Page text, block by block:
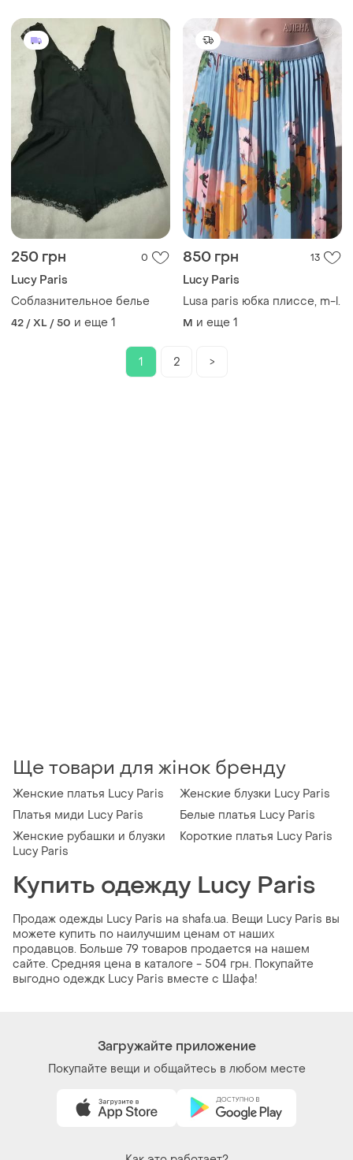
250 грн 0
Lucy Paris
Соблазнительное белье
42 / XL / 50 и еще 1
850 грн 13
Lucy Paris
Lusa paris юбка плиссе, m-l.
M и еще 1
1 2 >
Ще товари для жінок бренду
Женские платья Lucy Paris
Женские блузки Lucy Paris
Платья миди Lucy Paris
Белые платья Lucy Paris
Женские рубашки и блузки
Lucy Paris
Короткие платья Lucy Paris
Купить одежду Lucy Paris
Продаж одежды Lucy Paris на shafa.ua. Вещи Lucy Paris вы
можете купить по наилучшим ценам от наших
продавцов. Больше 79 товаров продается на нашем
сайте. Средняя цена в каталоге - 504 грн. Покупайте
выгодно одеждк Lucy Paris вместе с Шафа!
Загружайте приложение
Покупайте вещи и общайтесь в любом месте